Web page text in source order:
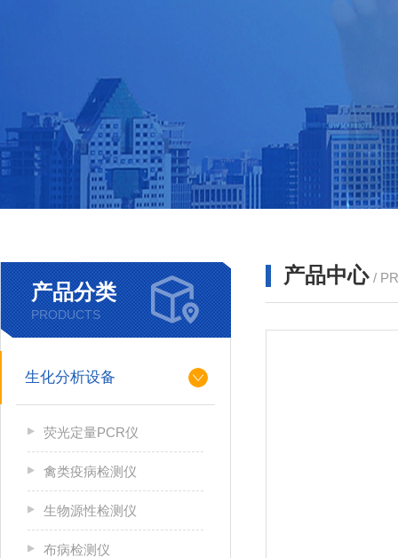
产品分类
PRODUCTS
生化分析设备
荧光定量PCR仪
禽类疫病检测仪
生物源性检测仪
布病检测仪
产品中心 /